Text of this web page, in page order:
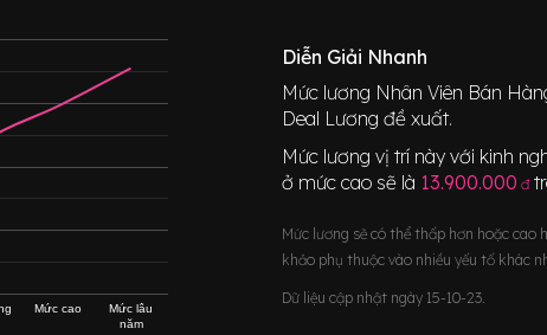
Mức cao
Mức lâu
năm
Diễn Giải Nhanh
Mức lương Nhân Viên Bán
Deal Lương đề xuất.
Mức lương vị trí này với kinh
ở mức cao sẽ là 13.900.000 đ
Mức lương sẽ có thể thấp hơn hoặc
khảo phụ thuộc vào nhiều yếu tố khác
Dữ liệu cập nhật ngày 15-10-23.